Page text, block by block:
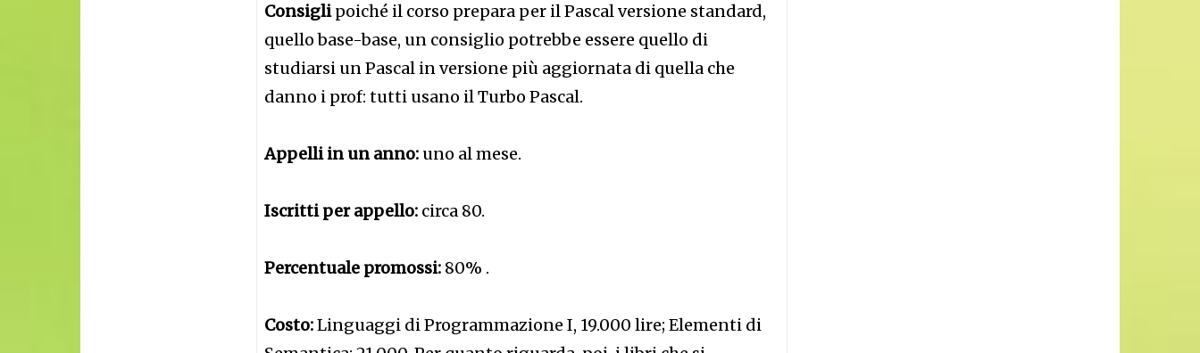
Consiglipoiché il corso prepara per il Pascal versione standard,
quello base-base, un consiglio potrebbe essere quello di
studiarsi un Pascal in versione più aggiornata di quella che
danno i prof: tutti usano il Turbo Pascal.
Appelli in un anno: uno al mese.
Iscritti per appello: circa 80.
Percentuale promossi: 80% .
Costo:Linguaggi di Programmazione I, 19.000 lire; Elementi di